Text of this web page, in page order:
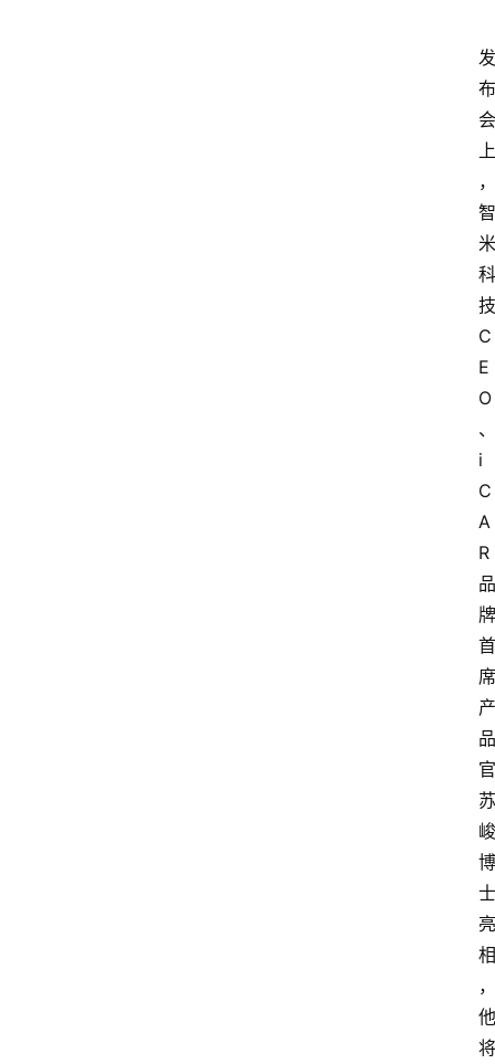
发
布
会
上
，
智
米
科
技
C
E
O
、
i
C
A
R
品
牌
首
席
产
品
官
苏
峻
博
士
亮
相
，
他
将